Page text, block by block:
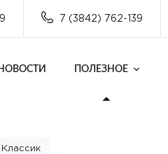
7 (3842) 762-139
ПОЛЕЗНОЕ
Классик